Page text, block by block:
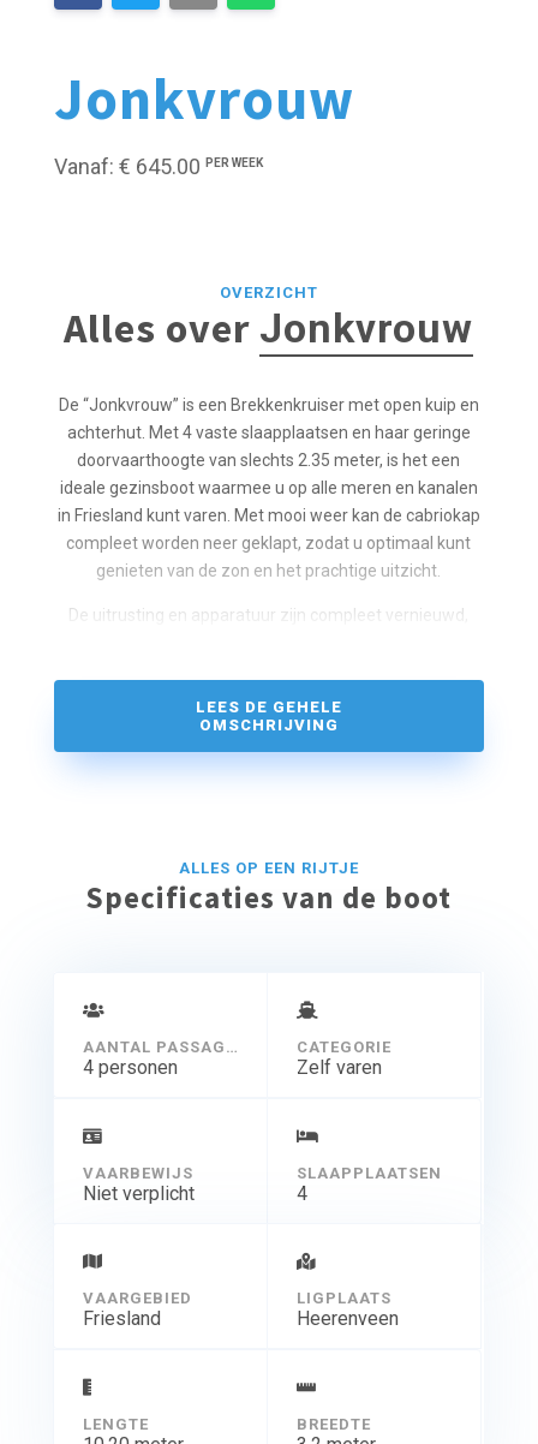
Jonkvrouw
Vanaf: € 645.00 PER WEEK
OVERZICHT
Alles over Jonkvrouw
De “Jonkvrouw” is een Brekkenkruiser met open kuip en
achterhut. Met 4 vaste slaapplaatsen en haar geringe
doorvaarthoogte van slechts 2.35 meter, is het een
ideale gezinsboot waarmee u op alle meren en kanalen
in Friesland kunt varen. Met mooi weer kan de cabriokap
compleet worden neer geklapt, zodat u optimaal kunt
genieten van de zon en het prachtige uitzicht.
De uitrusting en apparatuur zijn compleet vernieuwd,
boegschroef, boiler, enz enz.
LEES DE GEHELE
OMSCHRIJVING
ALLES OP EEN RIJTJE
Specificaties van de boot
AANTAL PASSAGIERS
4 personen
CATEGORIE
Zelf varen
VAARBEWIJS
Niet verplicht
SLAAPPLAATSEN
4
VAARGEBIED
Friesland
LIGPLAATS
Heerenveen
LENGTE BREEDTE